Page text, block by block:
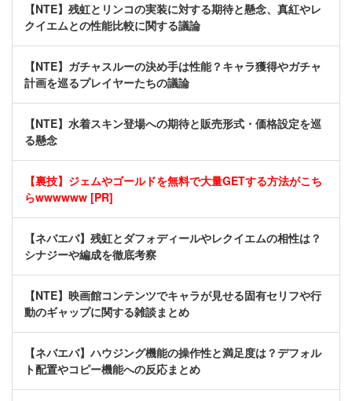
【NTE】残虹とリンコの実装に対する期待と懸念、真紅やレ
クイエムとの性能比較に関する議論
【NTE】ガチャスルーの決め手は性能？キャラ獲得やガチャ
計画を巡るプレイヤーたちの議論
【NTE】水着スキン登場への期待と販売形式・価格設定を巡
る懸念
【裏技】ジェムやゴールドを無料で大量GETする方法がこち
らwwwwww [PR]
【ネバエバ】残虹とダフォディールやレクイエムの相性は？
シナジーや編成を徹底考察
【NTE】映画館コンテンツでキャラが見せる固有セリフや行
動のギャップに関する雑談まとめ
【ネバエバ】ハウジング機能の操作性と満足度は？デフォル
ト配置やコピー機能への反応まとめ